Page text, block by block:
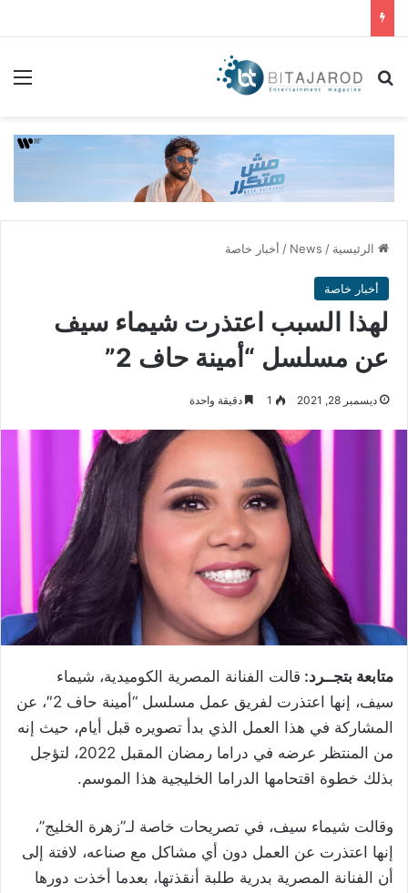
بحث عن
الرئيسية /
News
/ أخبار خاصة
أخبار خاصة
لهذا السبب اعتذرت شيماء سيف
عن مسلسل “أمينة حاف 2”
ديسمبر 28, 2021 1 دقيقة واحدة
متابعة بتجــرد: قالت الفنانة المصرية الكوميدية، شيماء
سيف، إنها اعتذرت لفريق عمل مسلسل “أمينة حاف 2″، عن
المشاركة في هذا العمل الذي بدأ تصويره قبل أيام، حيث إنه
من المنتظر عرضه في دراما رمضان المقبل 2022، لتؤجل
بذلك خطوة اقتحامها الدراما الخليجية هذا الموسم.
وقالت شيماء سيف، في تصريحات خاصة لـ”زهرة الخليج”،
إنها اعتذرت عن العمل دون أي مشاكل مع صناعه، لافتة إلى
أن الفنانة المصرية بدرية طلبة أنقذتها، بعدما أخذت دورها